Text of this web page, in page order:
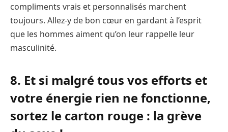
compliments vrais et personnalisés marchent
toujours. Allez-y de bon cœur en gardant à l’esprit
que les hommes aiment qu’on leur rappelle leur
masculinité.
8. Et si malgré tous vos efforts et
votre énergie rien ne fonctionne,
sortez le carton rouge : la grève